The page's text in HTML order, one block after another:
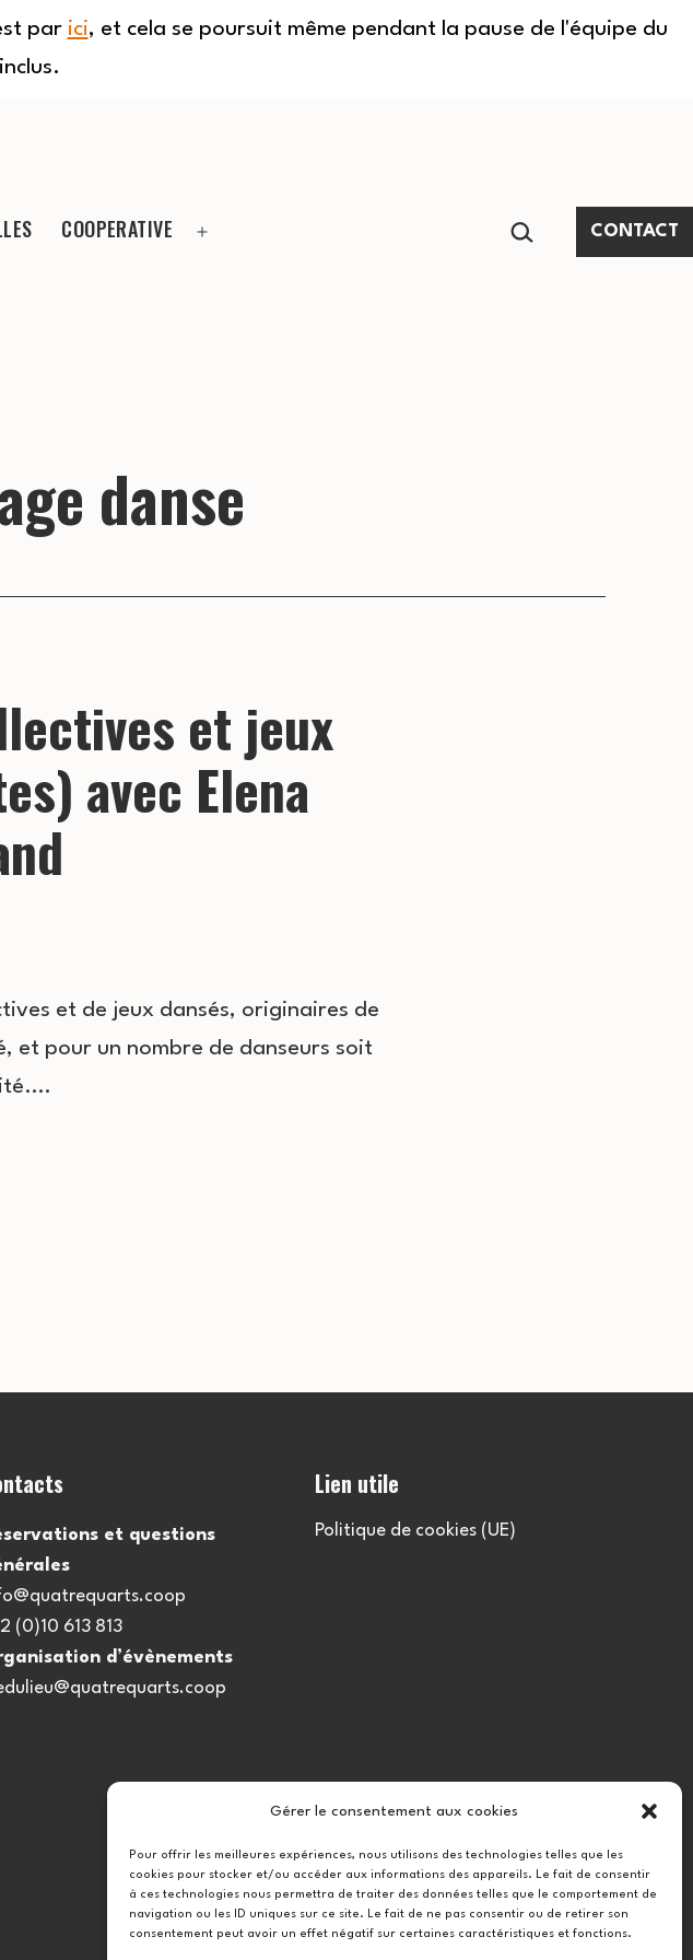
par ici, et cela se poursuit même pendant la pause de l'équipe du
Gérer le consentement aux cookies
Pour offrir les meilleures expériences, nous utilisons des technologies telles que les
cookies pour stocker et/ou accéder aux informations des appareils. Le fait de consentir
à ces technologies nous permettra de traiter des données telles que le comportement de
navigation ou les ID uniques sur ce site. Le fait de ne pas consentir ou de retirer son
consentement peut avoir un effet négatif sur certaines caractéristiques et fonctions.
COOPERATIVE RECHERCHER…
CONTACT
danse
et jeux
avec Elena
et de jeux dansés, originaires de
et pour un nombre de danseurs soit
et questions
(0)10 613 813
d’évènements
Lien utile
Politique de cookies (UE)